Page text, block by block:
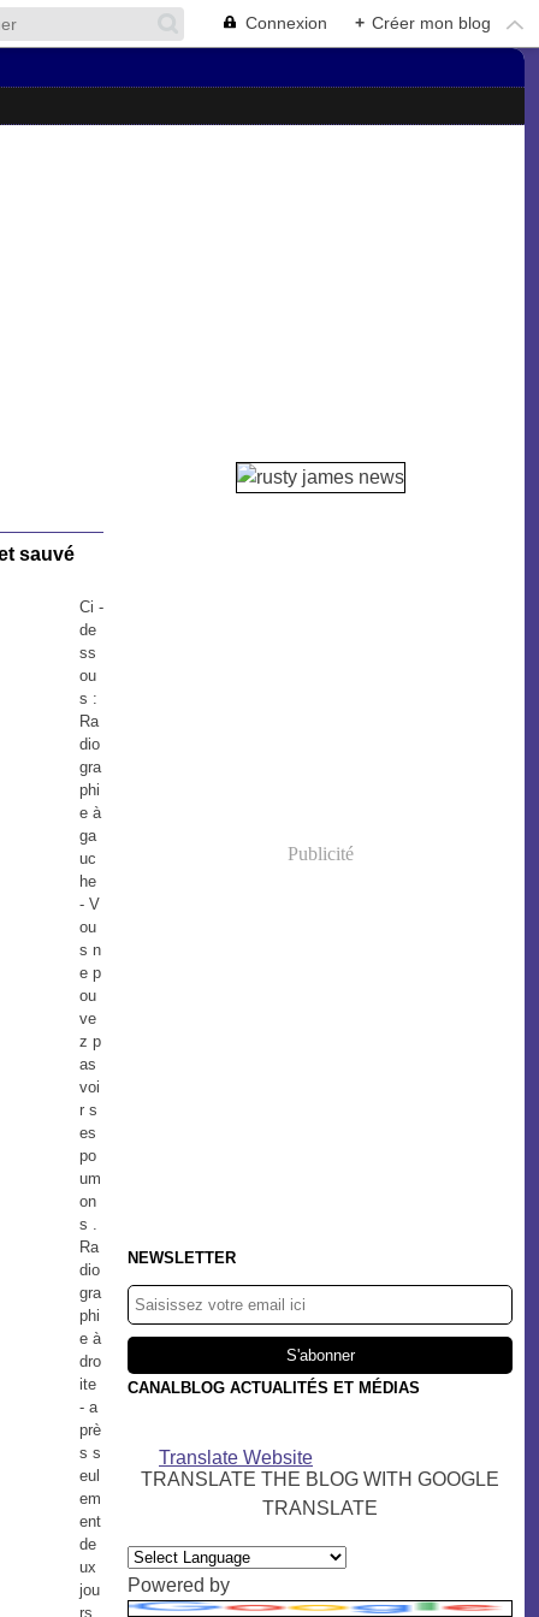
Connexion + Créer mon blog
sauvé
Ci -
de
ss
ou
s :
Ra
dio
gra
phi
e à
ga
uc
he
- V
ou
s n
e p
ou
ve
z p
as
voi
r s
es
po
um
on
s .
Ra
dio
gra
phi
e à
dro
ite
- a
prè
s s
eul
em
ent
de
ux
jou
rs
Publicité
NEWSLETTER
CANALBLOG ACTUALITÉS ET MÉDIAS
Translate Website
TRANSLATE THE BLOG WITH GOOGLE
TRANSLATE
Powered by